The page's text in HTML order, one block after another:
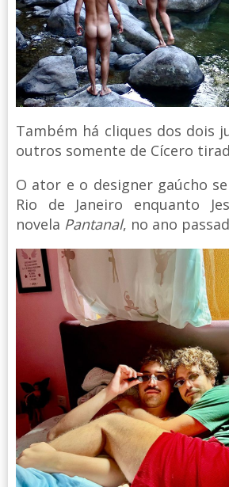
Também há cliques dos dois
outros somente de Cícero
O ator e o designer gaúcho
Rio de Janeiro enquanto
novela Pantanal, no ano